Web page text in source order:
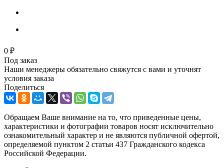
0 ₽
Под заказ
Наши менеджеры обязательно свяжутся с вами и уточнят
условия заказа
Поделиться
Обращаем Ваше внимание на то, что приведенные цены,
характеристики и фотографии товаров носят исключительно
ознакомительный характер и не являются публичной офертой,
определяемой пунктом 2 статьи 437 Гражданского кодекса
Российской Федерации.